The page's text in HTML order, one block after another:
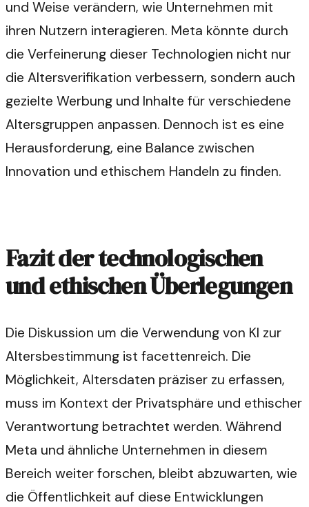
und Weise verändern, wie Unternehmen mit
ihren Nutzern interagieren. Meta könnte durch
die Verfeinerung dieser Technologien nicht nur
die Altersverifikation verbessern, sondern auch
gezielte Werbung und Inhalte für verschiedene
Altersgruppen anpassen. Dennoch ist es eine
Herausforderung, eine Balance zwischen
Innovation und ethischem Handeln zu finden.
Fazit der technologischen
und ethischen Überlegungen
Die Diskussion um die Verwendung von KI zur
Altersbestimmung ist facettenreich. Die
Möglichkeit, Altersdaten präziser zu erfassen,
muss im Kontext der Privatsphäre und ethischer
Verantwortung betrachtet werden. Während
Meta und ähnliche Unternehmen in diesem
Bereich weiter forschen, bleibt abzuwarten, wie
die Öffentlichkeit auf diese Entwicklungen